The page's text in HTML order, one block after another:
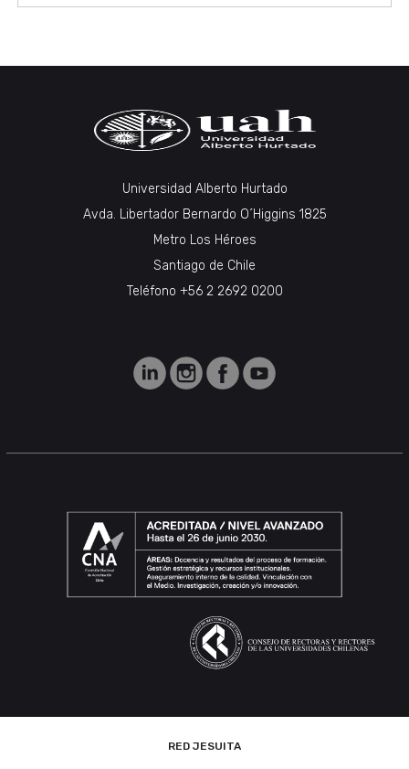
Universidad Alberto Hurtado
Avda. Libertador Bernardo O´Higgins 1825
Metro Los Héroes
Santiago de Chile
Teléfono +56 2 2692 0200
RED JESUITA